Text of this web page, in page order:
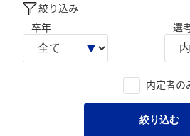
絞り込み
卒年
選
内定者の
絞り込む